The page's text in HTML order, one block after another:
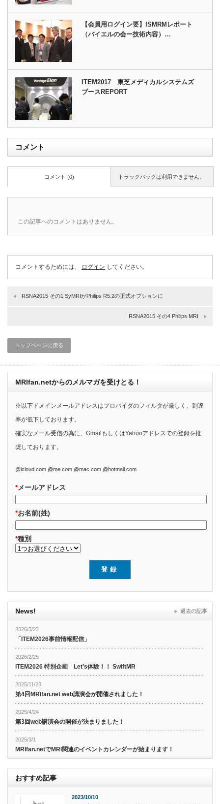
【会員用ログイン要】ISMRMレポート
（バイエルの会ー技術内容）…
ITEM2017 東芝メディカルシステムズ
ブースREPORT
コメント
トラックバックは利用できません。
コメント (0)
この記事へのコメントはありません。
コメントするためには、 ログイン してください。
RSNA2015 その1 SyMRIがPhilips R5.2の正式オプションに
RSNA2015 その4 Philips MRI
トップページに戻る
MRIfan.netからのメルマガを受けとる！
※以下ドメインメールアドレスはプロバイダのフィルタが厳しく、到達
率が低下しております。
確実なメール受信の為に、GmailもしくはYahooアドレスでの登録を推
奨しております。
@icloud.com @me.com @mac.com @hotmail.com
*メールアドレス
*お名前(姓)
*種別
News!
2026/3/22
「ITEM2026事前情報配信」
2026/2/25
ITEM2026 特別企画 Let’s体験！！ SwiftMR
2025/11/28
第4回MRIfan.net web講演会が開催されました！
2025/4/24
第3回web講演会の開催が決まりました！
2025/3/1
MRIfan.netでMRI関連のイベントカレンダーが始まります！
過去の記事
おすすめ記事
2023/10/10